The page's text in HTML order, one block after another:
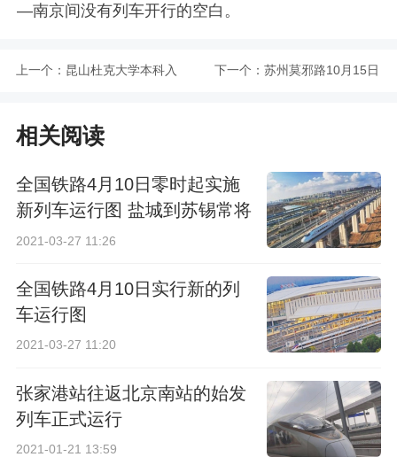
—南京间没有列车开行的空白。
上一个： 昆山杜克大学本科入 下一个： 苏州莫邪路10月15日
相关阅读
全国铁路4月10日零时起实施
新列车运行图 盐城到苏锡常将
首开高铁
2021-03-27 11:26
全国铁路4月10日实行新的列
车运行图
2021-03-27 11:20
张家港站往返北京南站的始发
列车正式运行
2021-01-21 13:59